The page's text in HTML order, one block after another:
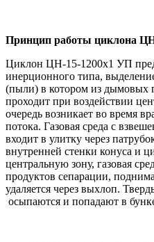
Принцип работы циклона
Циклон ЦН-15-1200х1 УП
инерционного типа,
(пыли) в котором из дымовых
проходит при воздействии
очередь возникает во время
потока. Газовая среда с
входит в улитку через
внутренней стенки конуса и
центральную зону, газовая
продуктов сепарации,
удаляется через выхлоп.
осыпаются и попадают в